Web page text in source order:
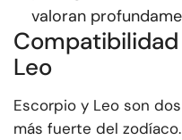
valoran
Leo
Escorpio y Leo son
más fuerte del